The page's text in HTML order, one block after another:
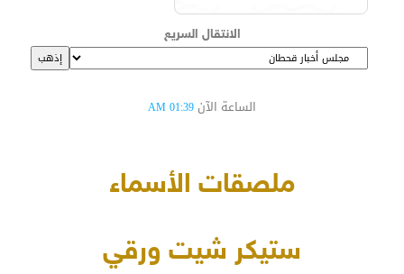
الانتقال السريع
الساعة الآن 01:39 AM
ملصقات الأسماء
ستيكر شيت ورقي